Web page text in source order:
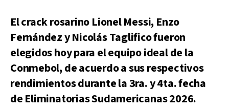
El crack rosarino Lionel Messi, Enzo
Fernández y Nicolás Taglifico fueron
elegidos hoy para el equipo ideal de la
Conmebol, de acuerdo a sus respectivos
rendimientos durante la 3ra. y 4ta. fecha
de Eliminatorias Sudamericanas 2026.